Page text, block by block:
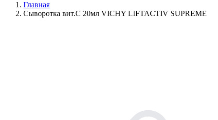
Главная
Сыворотка вит.С 20мл VICHY LIFTACTIV SUPREME